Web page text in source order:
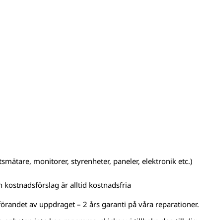
monitorer, styrenheter, paneler, elektronik etc.)
kostnadsförslag är alltid kostnadsfria
av uppdraget – 2 års garanti på våra reparationer.